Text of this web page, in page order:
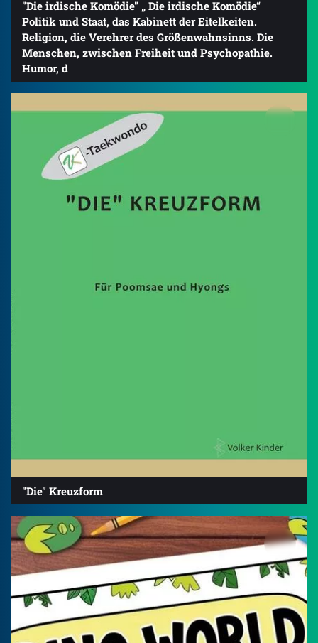
"Die irdische Komödie" „ Die irdische Komödie“
Politik und Staat, das Kabinett der Eitelkeiten.
Religion, die Verehrer des Größenwahnsinns. Die
Menschen, zwischen Freiheit und Psychopathie.
Humor, d
"Die" Kreuzform